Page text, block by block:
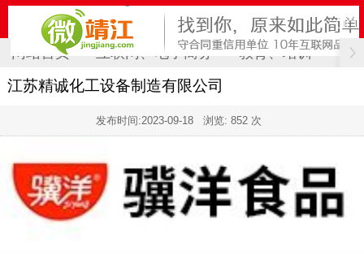
网站首页 互联网、电子商务 教育、培训 计
江苏精诚化工设备制造有限公司
发布时间:2023-09-18 浏览: 852 次